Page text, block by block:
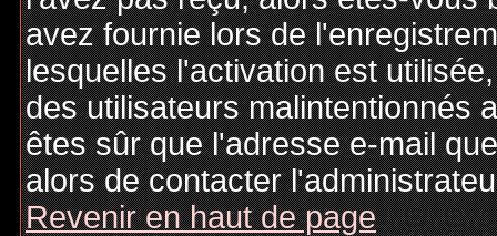
avez fournie lors de
lesquelles l'activation est
des utilisateurs malintentionnés
êtes sûr que l'adresse e-mail
alors de contacter
Revenir en haut de page